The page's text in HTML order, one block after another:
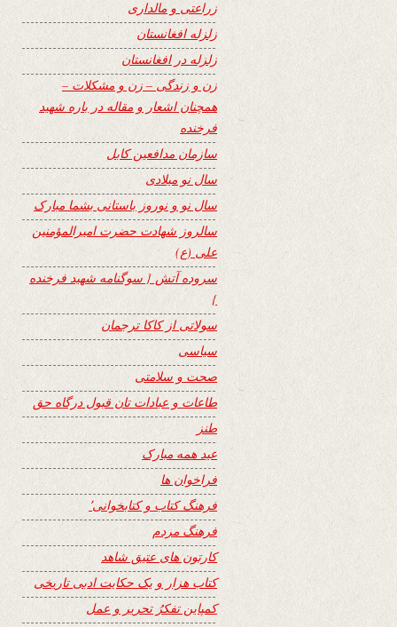
زراعتی و مالداری
زلزله افغانستان
زلزله در افغانستان
زن و زندگی – زن و مشکلات –
همچنان اشعار و مقاله در باره شهید
فرخنده
سازمان مدافعین کابل
سال نو میلادی
سال نو و نوروز باستانی بشما مبارک
سالروز شهادت حضرت امیرالمؤمنین
علی (ع)
سروده آتش { سوگنامه شهید فرخنده
}
سولاتی از کاکا ترجمان
سیاسی
صحت و سلامتی
طاعات و عبادات تان قبول درگاه حق
طنز
عید همه مبارک
فراخوان ها
فرهنگ کتاب و کتابخوانی٬
فرهنگ مردم
کارتون های عتیق شاهد
کتاب هزار و یک حکایت ادبی تاریخی
کمپاین تفکرُ تحریر و عمل